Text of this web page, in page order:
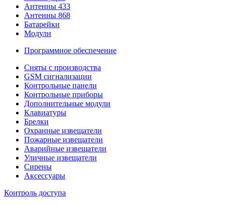
Антенны 433
Антенны 868
Батарейки
Модули
Программное обеспечение
Сняты с производства
GSM сигнализации
Контрольные панели
Контрольные приборы
Дополнительные модули
Клавиатуры
Брелки
Охранные извещатели
Пожарные извещатели
Аварийные извещатели
Уличные извещатели
Сирены
Аксессуары
Контроль доступа